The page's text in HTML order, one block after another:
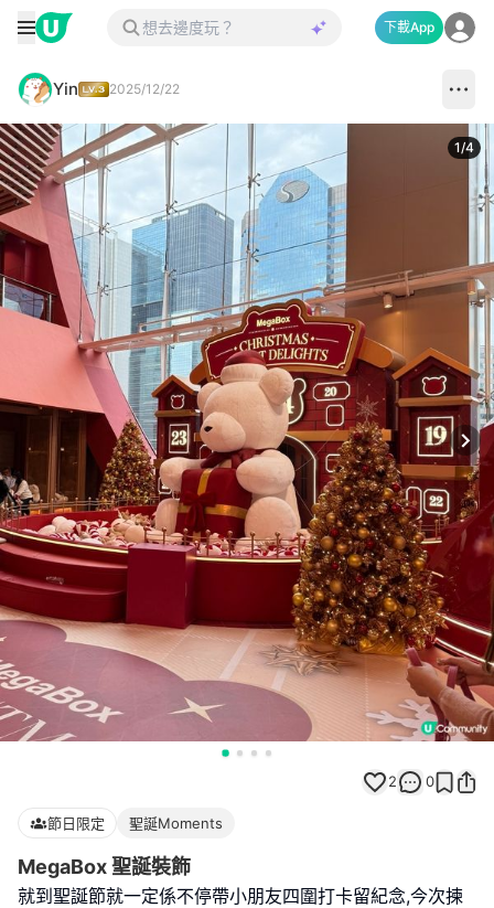
下載App
Yin 2025/12/22
1/4
2 0
節日限定 聖誕Moments
MegaBox 聖誕裝飾
就到聖誕節就一定係不停帶小朋友四圍打卡留紀念,今次揀